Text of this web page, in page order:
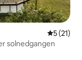
5 ud af 5
5 (21)
solnedgangen